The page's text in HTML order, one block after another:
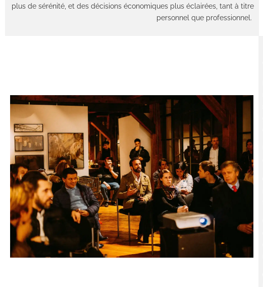
plus de sérénité, et des décisions économiques plus éclairées, tant à titre
personnel que professionnel.